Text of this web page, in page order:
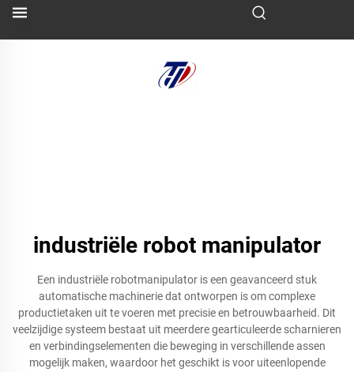
industriële robot manipulator
Een industriële robotmanipulator is een geavanceerd stuk
automatische machinerie dat ontworpen is om complexe
productietaken uit te voeren met precisie en betrouwbaarheid. Dit
veelzijdige systeem bestaat uit meerdere gearticuleerde scharnieren
en verbindingselementen die beweging in verschillende assen
mogelijk maken, waardoor het geschikt is voor uiteenlopende